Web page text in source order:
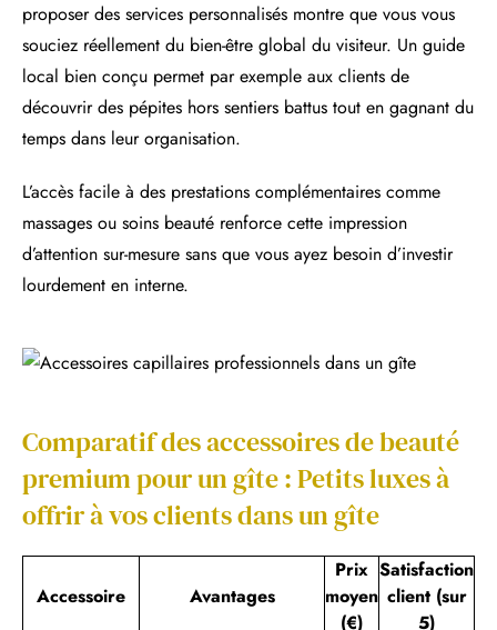
proposer des services personnalisés montre que vous vous
souciez réellement du bien-être global du visiteur. Un guide
local bien conçu permet par exemple aux clients de
découvrir des pépites hors sentiers battus tout en gagnant du
temps dans leur organisation.
L’accès facile à des prestations complémentaires comme
massages ou soins beauté renforce cette impression
d’attention sur-mesure sans que vous ayez besoin d’investir
lourdement en interne.
Comparatif des accessoires de beauté
premium pour un gîte : Petits luxes à
offrir à vos clients dans un gîte
Accessoire Avantages
Prix
moyen
(€)
Satisfaction
client (sur
5)